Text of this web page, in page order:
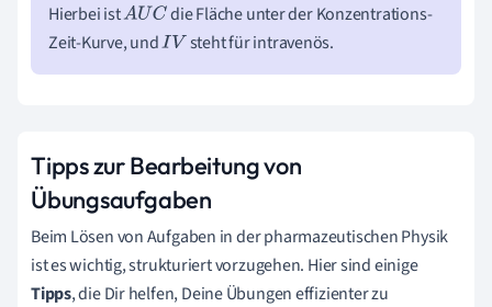
Hierbei istAUC
die Fläche unter der Konzentrations-
Zeit-Kurve, undIV steht für intravenös.
Tipps zur Bearbeitung von
Übungsaufgaben
Beim Lösen von Aufgaben in der pharmazeutischen Physik
ist es wichtig, strukturiert vorzugehen. Hier sind einige
Tipps, die Dir helfen, Deine Übungen effizienter zu